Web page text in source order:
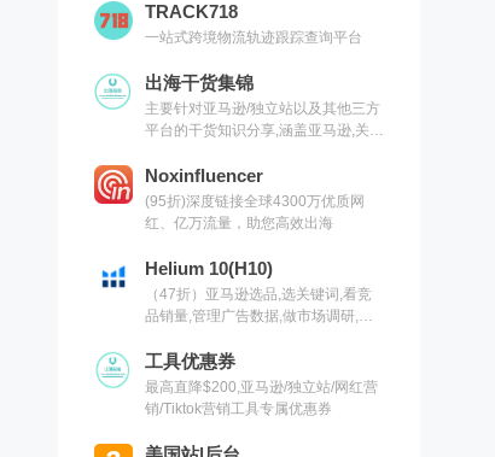
TRACK718
一站式跨境物流轨迹跟踪查询平台
出海干货集锦
主要针对亚马逊/独立站以及其他三方
平台的干货知识分享,涵盖亚马逊,关键
具以及出海干货集锦,欢迎关注
Noxinfluencer
(95折)深度链接全球4300万优质网
红、亿万流量，助您高效出海
Helium 10(H10)
（47折）亚马逊选品,选关键词,看竞
品销量,管理广告数据,做市场调研,有
工具优惠券
最高直降$200,亚马逊/独立站/网红营
销/Tiktok营销工具专属优惠券